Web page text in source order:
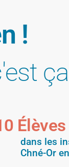
!
dans les
Chné-Or